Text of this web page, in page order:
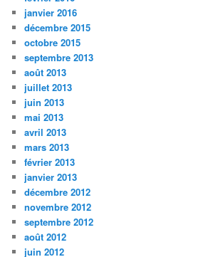
janvier 2016
décembre 2015
octobre 2015
septembre 2013
août 2013
juillet 2013
juin 2013
mai 2013
avril 2013
mars 2013
février 2013
janvier 2013
décembre 2012
novembre 2012
septembre 2012
août 2012
juin 2012